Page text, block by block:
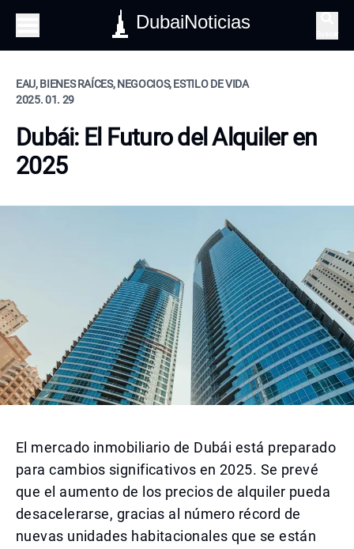
DubaiNoticias
EAU, BIENES RAÍCES, NEGOCIOS, ESTILO DE VIDA
2025. 01. 29
Dubái: El Futuro del Alquiler en
2025
El mercado inmobiliario de Dubái está preparado
para cambios significativos en 2025. Se prevé
que el aumento de los precios de alquiler pueda
desacelerarse, gracias al número récord de
nuevas unidades habitacionales que se están